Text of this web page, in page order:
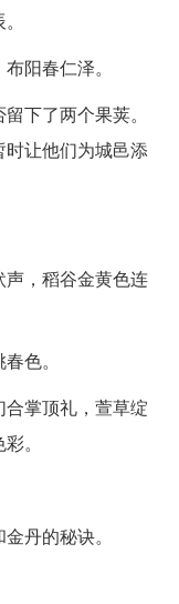
阳春仁泽。
下了两个果荚。
让他们为城邑添
，稻谷金黄色连
色。
掌顶礼，萱草绽
。
丹的秘诀。